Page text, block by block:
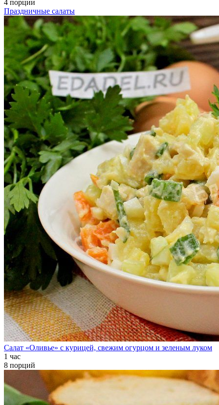
4 порции
Праздничные салаты
Салат «Оливье» с курицей, свежим огурцом и зеленым луком
1 час
8 порций